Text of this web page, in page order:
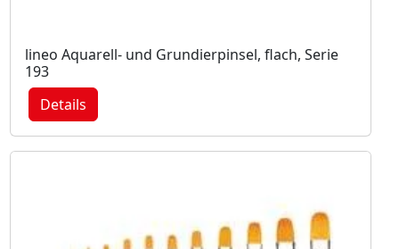
lineo Aquarell- und Grundierpinsel, flach, Serie
193
Details